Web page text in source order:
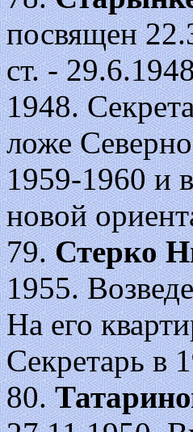
посвящен
ст. -
1948.
ложе
1959-1960 и
новой
79.Стерко
1955.
На его
Секретарь в
80.